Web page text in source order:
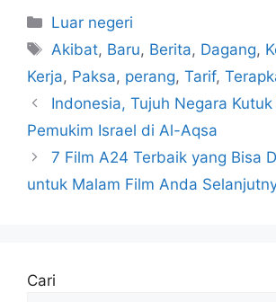
Kategori
Luar negeri
Tag
Akibat, Baru, Berita, Dagang,
Kerja, Paksa, perang, Tarif,
Indonesia, Tujuh Negara
Pemukim Israel di Al-Aqsa
7 Film A24 Terbaik yang Bisa
untuk Malam Film Anda
Cari